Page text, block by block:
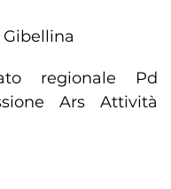
Gibellina
regionale Pd
Ars Attività